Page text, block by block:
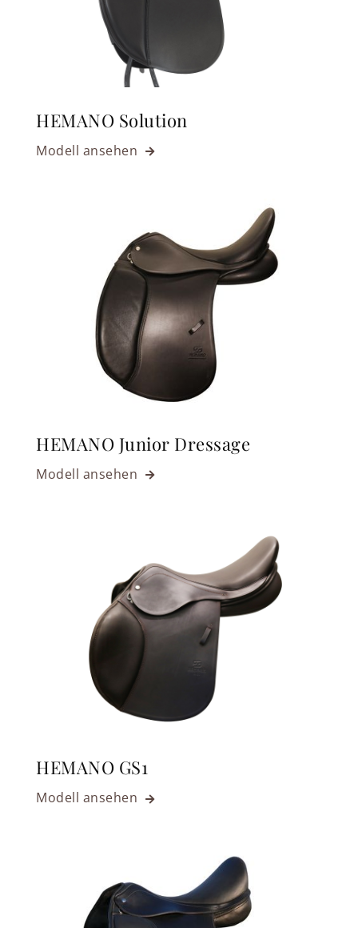
HEMANO Solution
Modell ansehen 
HEMANO Junior Dressage
Modell ansehen 
HEMANO GS1
Modell ansehen 